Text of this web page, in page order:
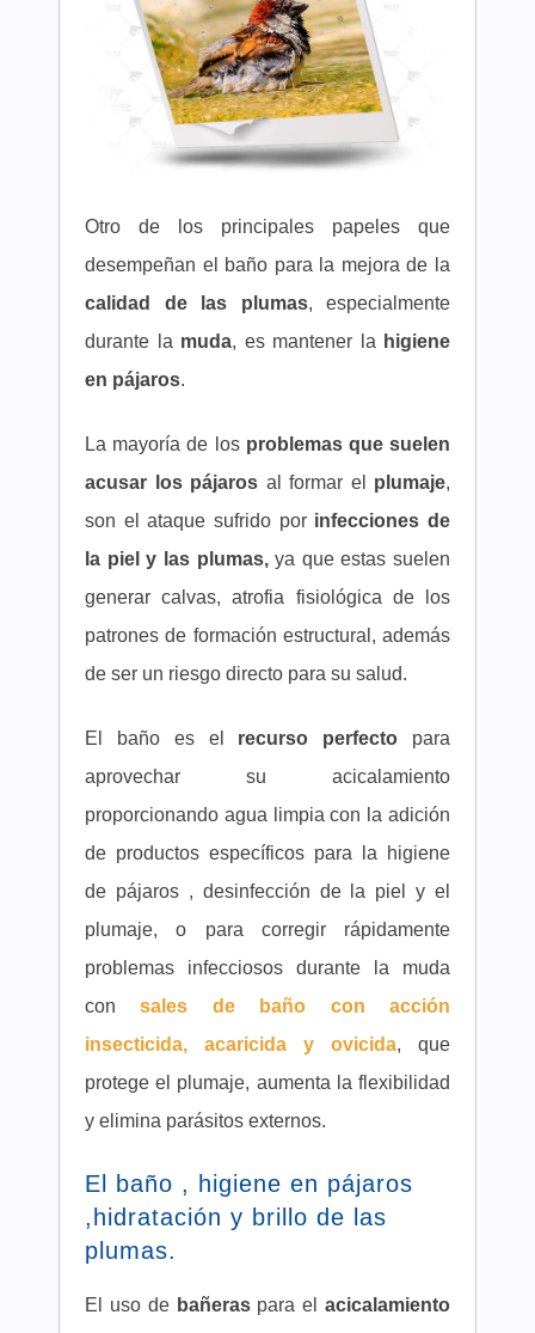
Otro de los principales papeles que
desempeñan el baño para la mejora de la
calidad de las plumas, especialmente
durante la muda, es mantener la higiene
en pájaros.
La mayoría de los problemas que suelen
acusar los pájaros al formar el plumaje,
son el ataque sufrido por infecciones de
la piel y las plumas,ya que estas suelen
generar calvas, atrofia fisiológica de los
patrones de formación estructural, además
de ser un riesgo directo para su salud.
El baño es el recurso perfecto para
aprovechar su acicalamiento
proporcionando agua limpia con la adición
de productos específicos para la higiene
de pájaros , desinfección de la piel y el
plumaje, o para corregir rápidamente
problemas infecciosos durante la muda
consales de baño con acción
insecticida, acaricida y ovicida, que
protege el plumaje, aumenta la flexibilidad
y elimina parásitos externos.
El baño , higiene en pájaros
,hidratación y brillo de las
plumas.
El uso de bañeraspara el acicalamiento